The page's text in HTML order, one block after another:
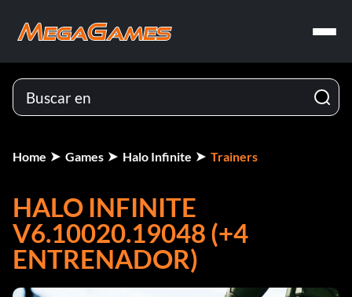
Home Games Halo Infinite Trainers
HALO INFINITE
V6.10020.19048 (+4
ENTRENADOR)